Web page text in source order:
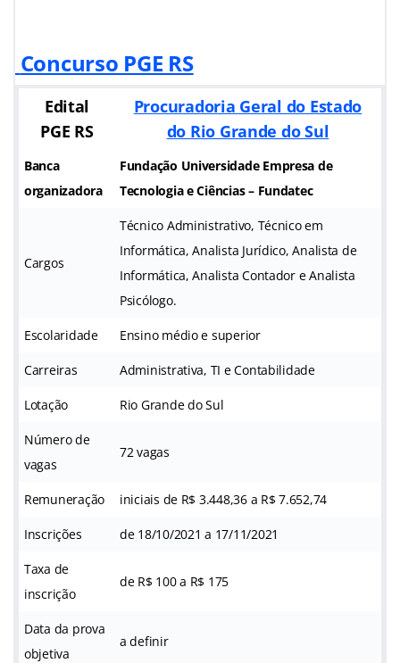
Concurso PGE RS
Edital
PGE RS
Procuradoria Geral do Estado
do Rio Grande do Sul
Banca
organizadora
Fundação Universidade Empresa de
Tecnologia e Ciências – Fundatec
Cargos
Técnico Administrativo, Técnico em
Informática, Analista Jurídico, Analista de
Informática, Analista Contador e Analista
Psicólogo.
Escolaridade Ensino médio e superior
Carreiras Administrativa, TI e Contabilidade
Lotação Rio Grande do Sul
Número de
vagas
72 vagas
Remuneração iniciais de R$ 3.448,36 a R$ 7.652,74
Inscrições de 18/10/2021 a 17/11/2021
Taxa de
inscrição
de R$ 100 a R$ 175
Data da prova
objetiva
a definir